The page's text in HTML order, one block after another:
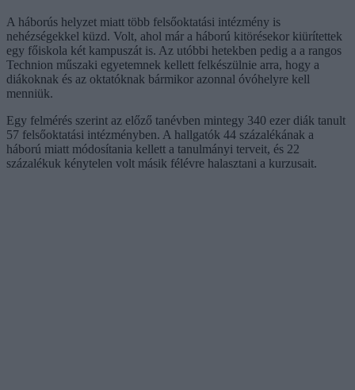
A háborús helyzet miatt több felsőoktatási intézmény is
nehézségekkel küzd. Volt, ahol már a háború kitörésekor kiürítettek
egy főiskola két kampuszát is. Az utóbbi hetekben pedig a a rangos
Technion műszaki egyetemnek kellett felkészülnie arra, hogy a
diákoknak és az oktatóknak bármikor azonnal óvóhelyre kell
menniük.
Egy felmérés szerint az előző tanévben mintegy 340 ezer diák tanult
57 felsőoktatási intézményben. A hallgatók 44 százalékának a
háború miatt módosítania kellett a tanulmányi terveit, és 22
százalékuk kénytelen volt másik félévre halasztani a kurzusait.